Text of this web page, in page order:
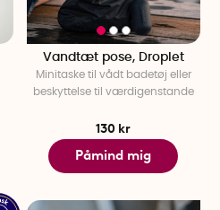
Vandtæt pose, Droplet
Minitaske til vådt badetøj eller
beskyttelse til værdigenstande
130 kr
Påmind mig